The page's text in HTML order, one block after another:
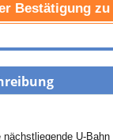
Bestätigung zu
nächstliegende U-